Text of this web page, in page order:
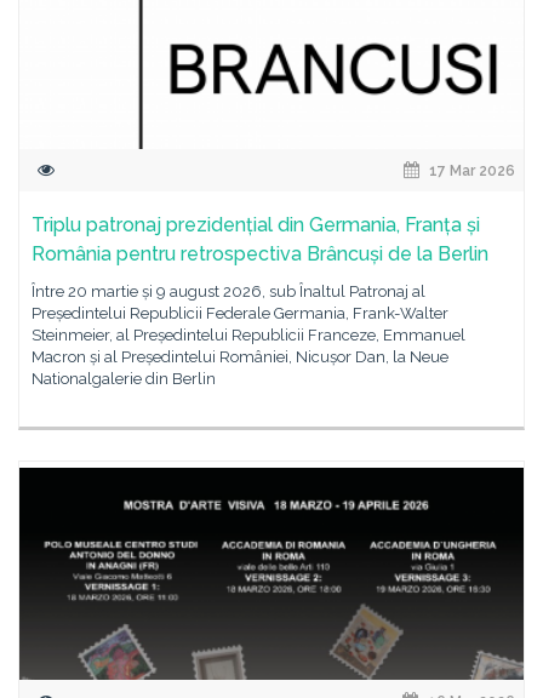
17 Mar 2026
Triplu patronaj prezidențial din Germania, Franța și
România pentru retrospectiva Brâncuși de la Berlin
Între 20 martie și 9 august 2026, sub Înaltul Patronaj al
Președintelui Republicii Federale Germania, Frank-Walter
Steinmeier, al Președintelui Republicii Franceze, Emmanuel
Macron și al Președintelui României, Nicușor Dan, la Neue
Nationalgalerie din Berlin